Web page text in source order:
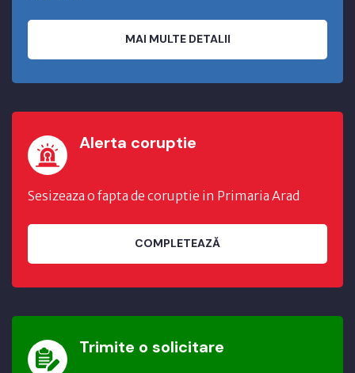
MAI MULTE DETALII
Alerta coruptie
Sesizeaza o fapta de coruptie in Primaria Arad
COMPLETEAZĂ
Trimite o solicitare